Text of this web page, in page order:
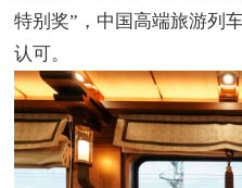
特别奖”，中国高端旅游列
认可。